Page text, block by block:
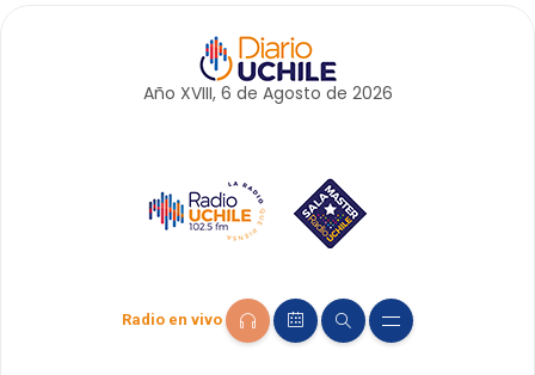
Año XVIII, 6 de Agosto de 2026
Radio en vivo